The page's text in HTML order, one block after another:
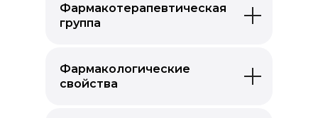
Фармакотерапевтическая
группа
Фармакологические
свойства